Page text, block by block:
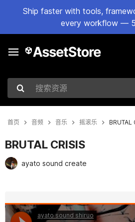
Ship faster with tools,
every workflow —
搜索资源
首页 音频 音乐 摇滚乐 BRUTAL
BRUTAL CRISIS
ayato sound create